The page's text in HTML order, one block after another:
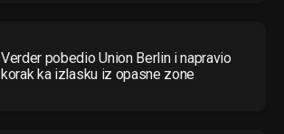
Verder pobedio Union Berlin i napravio
korak ka izlasku iz opasne zone